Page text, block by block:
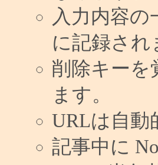
入力内容
に記録され
削除キーを
ます。
URLは自動
記事中に